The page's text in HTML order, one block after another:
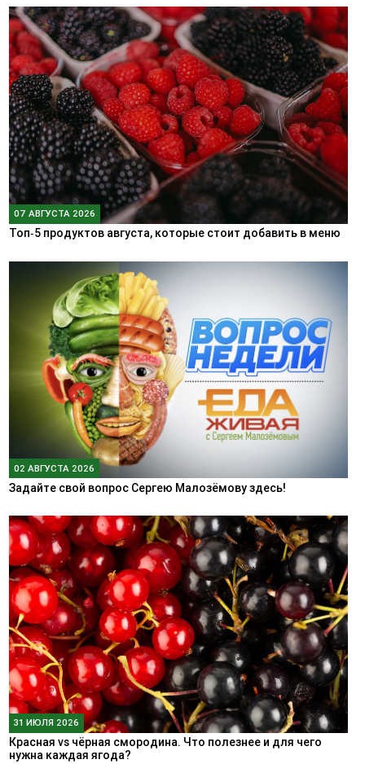
07 АВГУСТА 2026
Топ‑5 продуктов августа, которые стоит добавить в меню
02 АВГУСТА 2026
Задайте свой вопрос Сергею Малозёмову здесь!
31 ИЮЛЯ 2026
Красная vs чёрная смородина. Что полезнее и для чего
нужна каждая ягода?